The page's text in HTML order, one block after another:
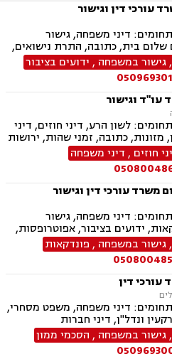
עורכי דין וגישור
דיני משפחה, גישור
בית, כתובה, התרת נישואים,
הסכמי ממון, מזונות,
מינית, נישואים אזרחיים, חלוקת
זמני שהות (החזקת ילדים), ניכור
ירושות וצוואות
,גישור במשפחה , ידועים בציבור
עו"ד וגישור
לשון הרע, דיני חוזים, דיני
מזונות, כתובה, זמני שהות, ירושות
ייפוי כוח מתמשך, חלוקת רכוש,
צווי הרחקה, הגנת
מקרקעין ונדל"ן, עסקאות
חוזים , דיני משפחה
משרד עורכי דין וגישור
דיני משפחה, גישור
ידועים בציבור, אפוטרופסות,
מזונות, משמורת, גירושין,
אזרחיים, חוק הנוער,
מעמד אישי, תיאום הורי, חטיפת
(החזקת ילדים), אומנה, ניכור הורי,
,גישור במשפחה , פונדקאות
עורכי דין
דיני משפחה, משפט מסחרי,
ונדל"ן, דיני חברות
,גישור במשפחה , הסכמי ממון